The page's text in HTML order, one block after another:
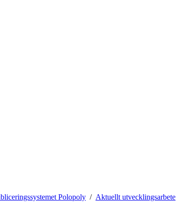
Polopoly Aktuellt utvecklingsarbete